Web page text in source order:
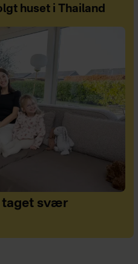
huset i Thailand
taget svær